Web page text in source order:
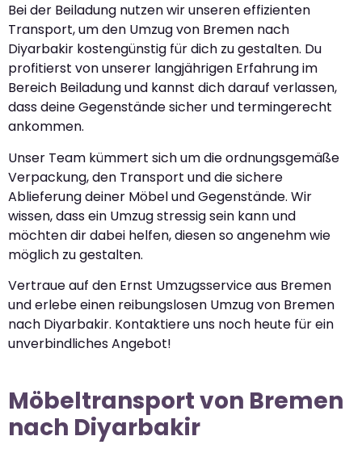
Bei der Beiladung nutzen wir unseren effizienten
Transport, um den Umzug von Bremen nach
Diyarbakir kostengünstig für dich zu gestalten. Du
profitierst von unserer langjährigen Erfahrung im
Bereich Beiladung und kannst dich darauf verlassen,
dass deine Gegenstände sicher und termingerecht
ankommen.
Unser Team kümmert sich um die ordnungsgemäße
Verpackung, den Transport und die sichere
Ablieferung deiner Möbel und Gegenstände. Wir
wissen, dass ein Umzug stressig sein kann und
möchten dir dabei helfen, diesen so angenehm wie
möglich zu gestalten.
Vertraue auf den Ernst Umzugsservice aus Bremen
und erlebe einen reibungslosen Umzug von Bremen
nach Diyarbakir. Kontaktiere uns noch heute für ein
unverbindliches Angebot!
Möbeltransport von Bremen
nach Diyarbakir